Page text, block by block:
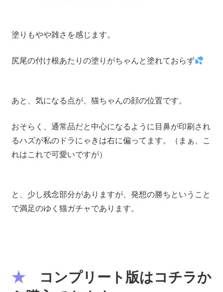
塗りもやや雑さを感じます。
尻尾の付け根あたりの塗りがちゃんと塗れておらず
あと、気になる点が、猫ちゃんの顔の位置です。
おそらく、通常品だと中心になるように目鼻が印刷され
るハズが私のドラにゃきは右に偏ってます。（まぁ、こ
れはこれで可愛いですが）
と、少し残念部分がありますが、発想の勝ちということ
で満足のゆく猫ガチャであります。
★コンプリート版はコチラか